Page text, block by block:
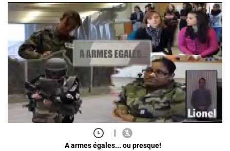
|
A armes égales... ou presque!